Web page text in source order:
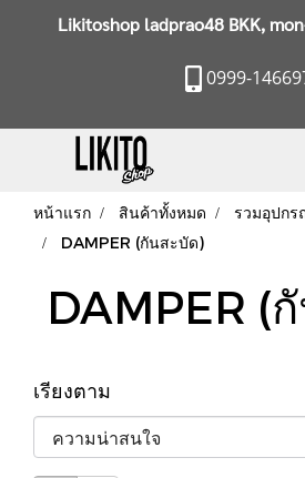
Likitoshop ladprao48 BKK,
0999-
หน้าแรก สินค้าทั้งหมด
รวมอุปกร
DAMPER (กันสะบัด)
DAMPER (
เรียงตาม